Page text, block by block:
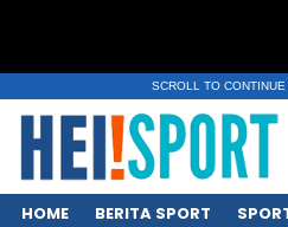
SCROLL TO
HOME BERITA SPORT